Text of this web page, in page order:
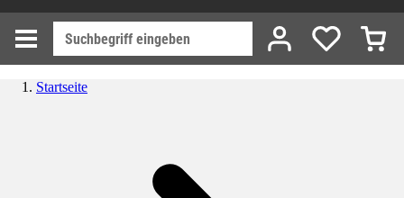
Startseite